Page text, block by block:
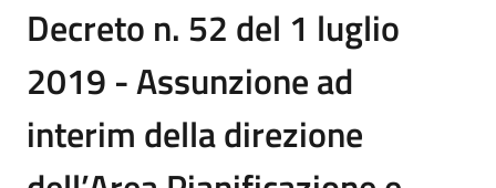
Decreto n. 52 del 1 luglio
2019 - Assunzione ad
interim della direzione